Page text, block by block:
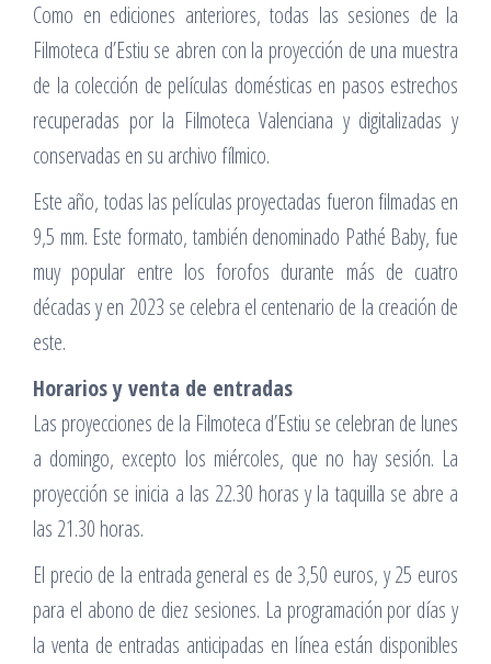
Como en ediciones anteriores, todas las sesiones de la
Filmoteca d’Estiu se abren con la proyección de una muestra
de la colección de películas domésticas en pasos estrechos
recuperadas por la Filmoteca Valenciana y digitalizadas y
conservadas en su archivo fílmico.
Este año, todas las películas proyectadas fueron filmadas en
9,5 mm. Este formato, también denominado Pathé Baby, fue
muy popular entre los forofos durante más de cuatro
décadas y en 2023 se celebra el centenario de la creación de
este.
Horarios y venta de entradas
Las proyecciones de la Filmoteca d’Estiu se celebran de lunes
a domingo, excepto los miércoles, que no hay sesión. La
proyección se inicia a las 22.30 horas y la taquilla se abre a
las 21.30 horas.
El precio de la entrada general es de 3,50 euros, y 25 euros
para el abono de diez sesiones. La programación por días y
la venta de entradas anticipadas en línea están disponibles